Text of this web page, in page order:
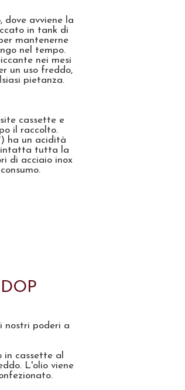
dove avviene la
in tank di
mantenerne
nel tempo.
nei mesi
un uso freddo,
pietanza.
cassette e
il raccolto.
ha un acidità
intatta tutta la
di acciaio inox
nostri poderi a
cassette al
L'olio viene